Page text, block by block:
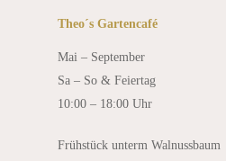
Theo´s Gartencafé
Mai – September
Sa – So & Feiertag
10:00 – 18:00 Uhr
Frühstück unterm Walnussbaum